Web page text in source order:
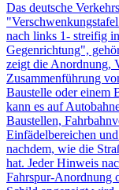
Das deutsche
nach links 1- streifig
Gegenrichtung",
zeigt die Anordnung,
Zusammenführung
Baustelle oder einem
kann es auf
Baustellen,
Einfädelbereichen
nachdem, wie die
hat. Jeder Hinweis
Fahrspur-Anordnung